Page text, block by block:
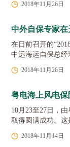
2018年11月26日
中外自保专家
在日前召开的
中远海运自保总
2018年11月26日
粤电海上风电保
10月23至27日，
取得圆满成功。这
2018年11月14日